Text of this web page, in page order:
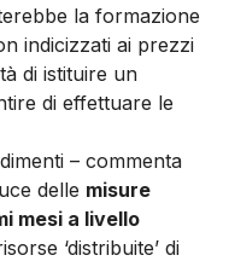
la formazione
indicizzati ai prezzi
di istituire un
di effettuare le
– commenta
delle misure
mesi a livello
‘distribuite’ di